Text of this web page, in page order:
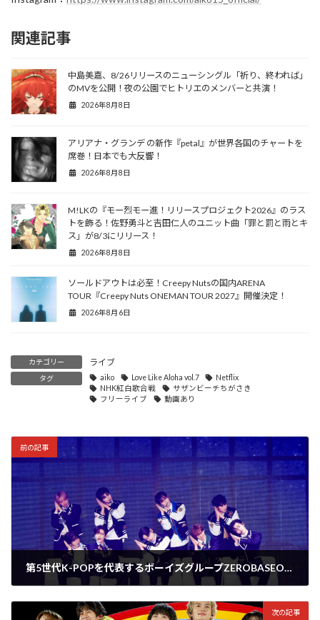
関連記事
中島美嘉、8/26リリースのニューシングル「祈り、終われば」
のMVを公開！夜の公園でヒトリエのメンバーと共演！
2026年8月8日
アリアナ・グランデ の新作『petal』が世界各国のチャートを
席巻！日本でも大反響！
2026年8月8日
M!LKの『モー烈モー進！リリースプロジェクト2026』のラス
トを飾る！佐野勇斗と吉田仁人のユニット曲「罪と罰と雨とキ
ス」が8/3にリリース！
2026年8月8日
ソールドアウトは必至！Creepy Nutsの国内ARENA
TOUR『Creepy Nuts ONEMAN TOUR 2027』開催決定！
2026年8月6日
カテゴリー ライブ
タグ aiko Love Like Aloha vol.7
Netflix
NHK紅白歌合戦
サザンビーチちがさき
フリーライブ
動画あり
前の記事
第5世代K-POPを代表するボーイズグループZEROBASEONE、自身初の海外ツアーの日本公演が11/29に開催！
次の記事